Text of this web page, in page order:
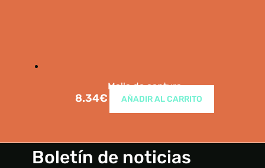
Malla de captura
8.34€ AÑADIR AL CARRITO
Boletín de noticias